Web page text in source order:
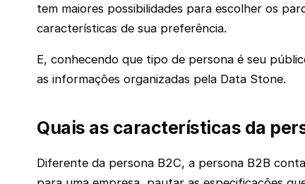
tem maiores possibilidades para escolher os
características de sua preferência.
E, conhecendo que tipo de persona é seu
as informações organizadas pela Data Stone.
Quais as características da
‌Diferente da persona B2C, a persona B2B